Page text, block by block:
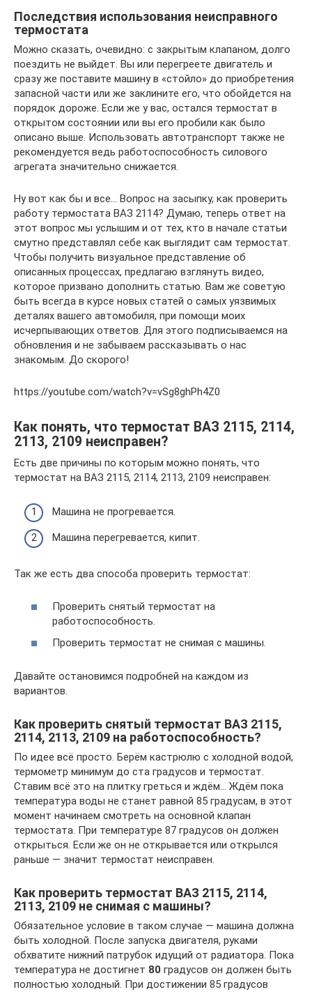
Последствия использования неисправного
термостата
Можно сказать, очевидно: с закрытым клапаном, долго
поездить не выйдет. Вы или перегреете двигатель и
сразу же поставите машину в «стойло» до приобретения
запасной части или же заклините его, что обойдется на
порядок дороже. Если же у вас, остался термостат в
открытом состоянии или вы его пробили как было
описано выше. Использовать автотранспорт также не
рекомендуется ведь работоспособность силового
агрегата значительно снижается.
Ну вот как бы и все… Вопрос на засыпку, как проверить
работу термостата ВАЗ 2114? Думаю, теперь ответ на
этот вопрос мы услышим и от тех, кто в начале статьи
смутно представлял себе как выглядит сам термостат.
Чтобы получить визуальное представление об
описанных процессах, предлагаю взглянуть видео,
которое призвано дополнить статью. Вам же советую
быть всегда в курсе новых статей о самых уязвимых
деталях вашего автомобиля, при помощи моих
исчерпывающих ответов. Для этого подписываемся на
обновления и не забываем рассказывать о нас
знакомым. До скорого!
https://youtube.com/watch?v=vSg8ghPh4Z0
Как понять, что термостат ВАЗ 2115, 2114,
2113, 2109 неисправен?
Есть две причины по которым можно понять, что
термостат на ВАЗ 2115, 2114, 2113, 2109 неисправен:
Машина не прогревается.
Машина перегревается, кипит.
Так же есть два способа проверить термостат:
Проверить снятый термостат на
работоспособность.
Проверить термостат не снимая с машины.
Давайте остановимся подробней на каждом из
вариантов.
Как проверить снятый термостат ВАЗ 2115,
2114, 2113, 2109 на работоспособность?
По идее всё просто. Берём кастрюлю с холодной водой,
термометр минимум до ста градусов и термостат.
Ставим всё это на плитку греться и ждём… Ждём пока
температура воды не станет равной 85 градусам, в этот
момент начинаем смотреть на основной клапан
термостата. При температуре 87 градусов он должен
открыться. Если же он не открывается или открылся
раньше — значит термостат неисправен.
Как проверить термостат ВАЗ 2115, 2114,
2113, 2109 не снимая с машины?
Обязательное условие в таком случае — машина должна
быть холодной. После запуска двигателя, руками
обхватите нижний патрубок идущий от радиатора. Пока
температура не достигнет 80 градусов он должен быть
полностью холодный. При достижении 85 градусов